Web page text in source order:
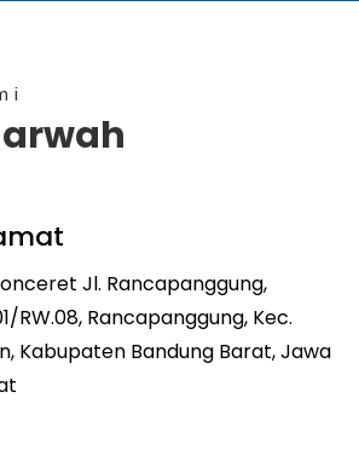
Jl. Rancapanggung,
RW.08, Rancapanggung, Kec.
Kabupaten Bandung Barat, Jawa